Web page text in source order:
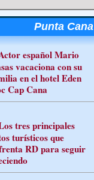
Punta Cana
español Mario
vacaciona con su
en el hotel Eden
Cap Cana
tres principales
turísticos que
RD para seguir